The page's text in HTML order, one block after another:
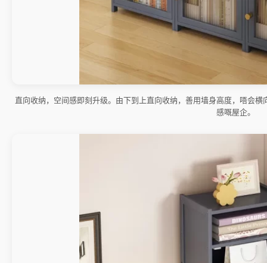
直向收纳，空间感即刻升级。由下到上直向收纳，善用墙身高度，唔会
感嘅屋企。